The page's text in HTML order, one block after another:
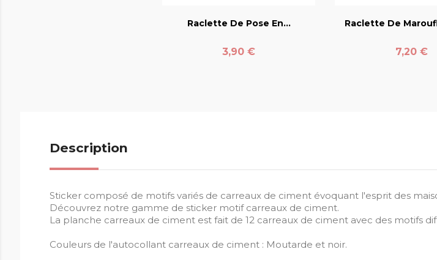
Raclette De Pose En...
Prix
3,90 €
Raclette De
Prix
7,20 €
Description
Sticker composé de motifs variés de carreaux de ciment évoquant l'esprit des
Découvrez notre gamme de sticker motif carreaux de ciment.
La planche carreaux de ciment est fait de 12 carreaux de ciment avec des motifs
Couleurs de l'autocollant carreaux de ciment : Moutarde et noir.